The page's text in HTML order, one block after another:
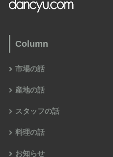
Column
市場の話
産地の話
スタッフの話
料理の話
お知らせ